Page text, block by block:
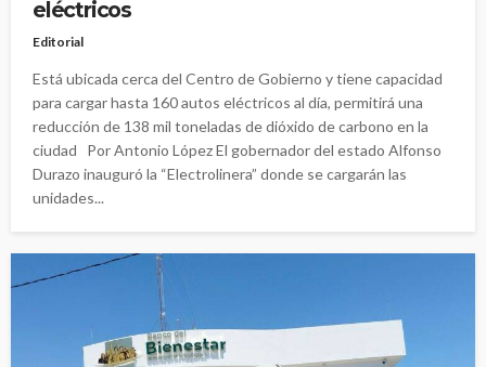
eléctricos
Editorial
Está ubicada cerca del Centro de Gobierno y tiene capacidad
para cargar hasta 160 autos eléctricos al día, permitirá una
reducción de 138 mil toneladas de dióxido de carbono en la
ciudad Por Antonio López El gobernador del estado Alfonso
Durazo inauguró la “Electrolinera” donde se cargarán las
unidades...